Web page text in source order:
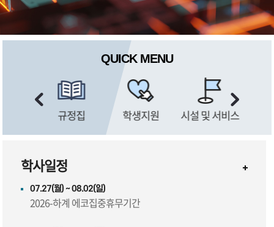
QUICK MENU
규정집 학생지원 시설 및 서비스
학사일정
07.27(월) ~ 08.02(일)
2026-하계 에코집중휴무기간